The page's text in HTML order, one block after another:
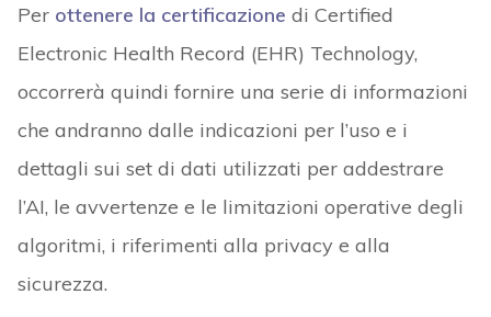
Per ottenere la certificazione di Certified
Electronic Health Record (EHR) Technology,
occorrerà quindi fornire una serie di informazioni
che andranno dalle indicazioni per l’uso e i
dettagli sui set di dati utilizzati per addestrare
l’AI, le avvertenze e le limitazioni operative degli
algoritmi, i riferimenti alla privacy e alla
sicurezza.